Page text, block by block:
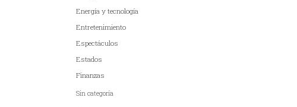
Energía y tecnología
Entretenimiento
Espectáculos
Estados
Finanzas
Sin categoría